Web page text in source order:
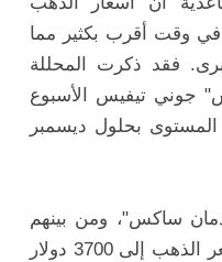
3500 دولار في وقت أقرب بكثير مما
فقد ذكرت المحللة
جوني تيفيس الأسبوع
بحلول ديسمبر
ساكس"، ومن بينهم
لينا توماس، إلى توقع وصول سعر الذهب إلى 3700 دولار